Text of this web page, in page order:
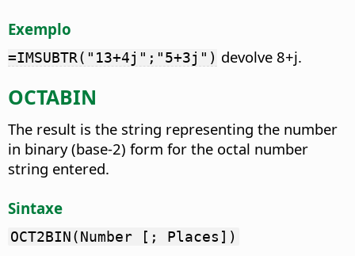
Exemplo
=IMSUBTR("13+4j";"5+3j") devolve 8+j.
OCTABIN
The result is the string representing the number
in binary (base-2) form for the octal number
string entered.
Sintaxe
OCT2BIN(Number [; Places])